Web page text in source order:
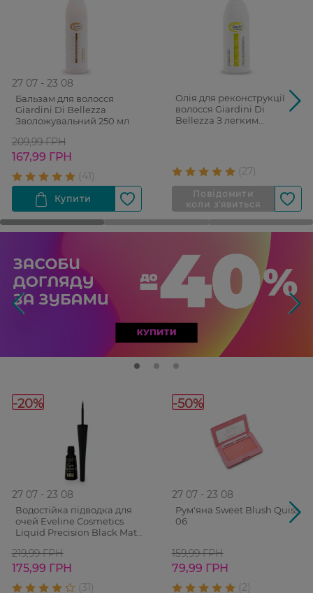
27 07 - 23 08
Бальзам для волосся
Giardini Di Bellezza
Зволожувальний 250 мл
209,99 ГРН
167,99 ГРН
Олія для реконструкції
волосся Giardini Di
Bellezza З легким
-20%
27 07 - 23 08
Водостійка підводка для
очей Eveline Cosmetics
Liquid Precision Black Matt
219,99 ГРН
175,99 ГРН
-50%
27 07 - 23 08
Рум'яна Sweet Blush Quiss
06
159,99 ГРН
79,99 ГРН